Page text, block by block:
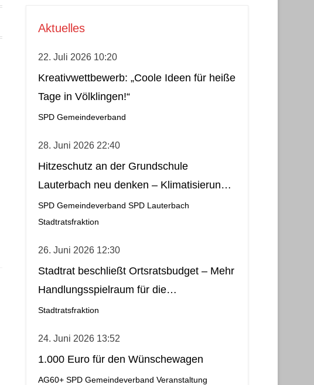
Aktuelles
22. Juli 2026 10:20
Kreativwettbewerb: „Coole Ideen für heiße
Tage in Völklingen!“
SPD Gemeindeverband
28. Juni 2026 22:40
Hitzeschutz an der Grundschule
Lauterbach neu denken – Klimatisierung
als wirtschaftliche und nachhaltige Lösung
SPD Gemeindeverband SPD Lauterbach
Stadtratsfraktion
26. Juni 2026 12:30
Stadtrat beschließt Ortsratsbudget – Mehr
Handlungsspielraum für die
Gemeindebezirke
Stadtratsfraktion
24. Juni 2026 13:52
1.000 Euro für den Wünschewagen
AG60+ SPD Gemeindeverband Veranstaltung